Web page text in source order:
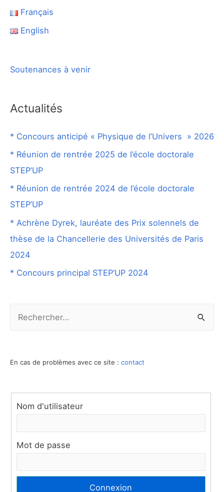
Français
English
Soutenances à venir
Actualités
* Concours anticipé « Physique de l’Univers » 2026
* Réunion de rentrée 2025 de l’école doctorale
STEP’UP
* Réunion de rentrée 2024 de l’école doctorale
STEP’UP
* Achrène Dyrek, lauréate des Prix solennels de
thèse de la Chancellerie des Universités de Paris
2024
* Concours principal STEP’UP 2024
h
r
En cas de problèmes avec ce site : contact
Nom d'utilisateur
Mot de passe